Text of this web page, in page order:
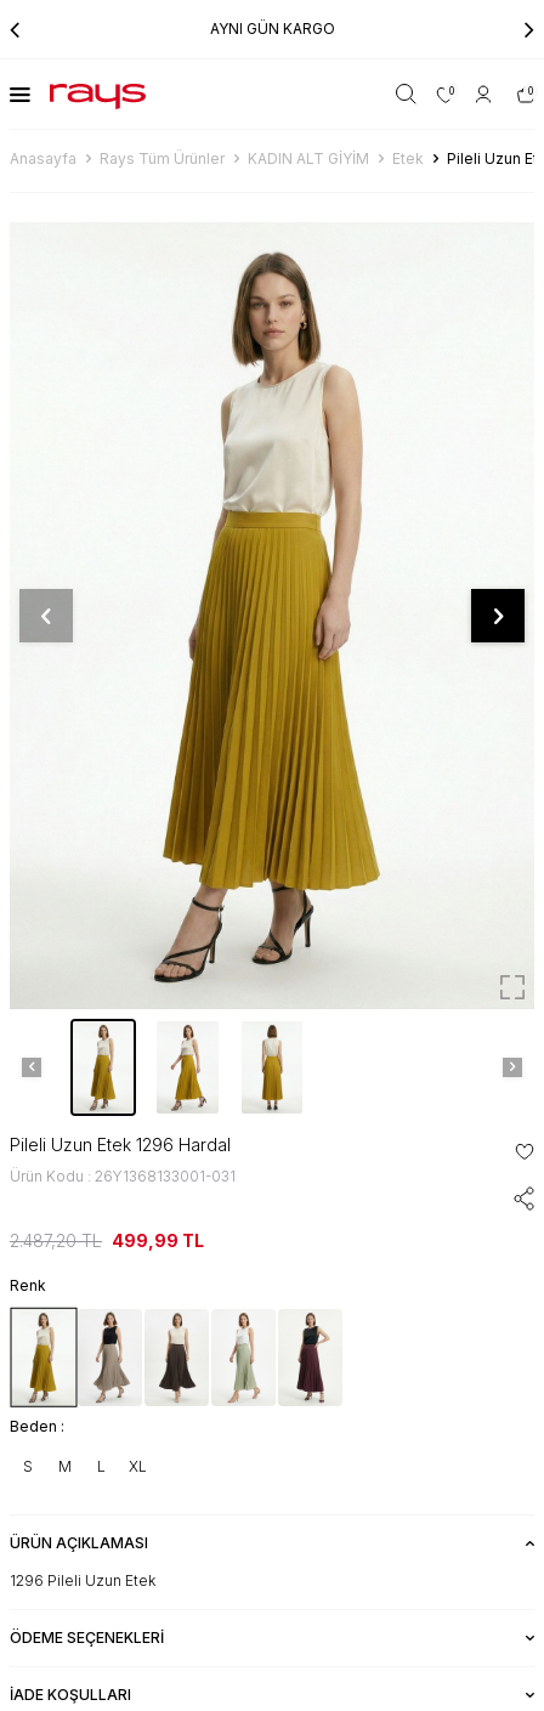
AYNI GÜN KARGO
0 0
Anasayfa Rays Tüm Ürünler KADIN ALT GİYİM Etek Pileli Uzun
Pileli Uzun Etek 1296 Hardal
Ürün Kodu : 26Y1368133001-031
2.487,20TL 499,99 TL
Renk
Beden :
S M L XL
ÜRÜN AÇIKLAMASI
1296 Pileli Uzun Etek
ÖDEME SEÇENEKLERI
İADE KOŞULLARI